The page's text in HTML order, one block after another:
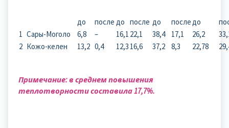
до после до после до после до
1 Сары-Моголо 6,8 – 16,1 22,1 38,4 17,1 26,2
2 Кожо-келен 13,2 0,4 12,3 16,6 37,2 8,3 22,78
Примечание: в среднем повышения
теплотворности составила 17,7%.